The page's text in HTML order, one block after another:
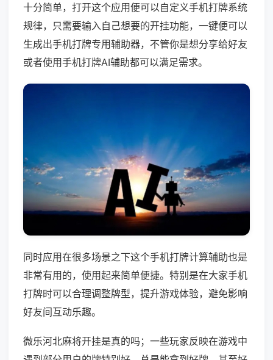
十分简单，打开这个应用便可以自定义手机打牌系统
规律，只需要输入自己想要的开挂功能，一键便可以
生成出手机打牌专用辅助器，不管你是想分享给好友
或者使用手机打牌AI辅助都可以满足需求。
同时应用在很多场景之下这个手机打牌计算辅助也是
非常有用的，使用起来简单便捷。特别是在大家手机
打牌时可以合理调整牌型，提升游戏体验，避免影响
好友间互动乐趣。
微乐河北麻将开挂是真的吗；一些玩家反映在游戏中